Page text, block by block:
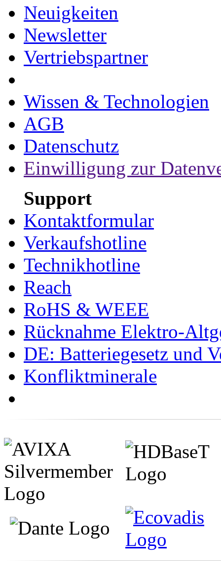
Neuigkeiten
Newsletter
Vertriebspartner
Wissen & Technologien
AGB
Datenschutz
Einwilligung zur
Support
Kontaktformular
Verkaufshotline
Technikhotline
Reach
RoHS & WEEE
Rücknahme Elektro-
DE: Batteriegesetz und
Konfliktminerale